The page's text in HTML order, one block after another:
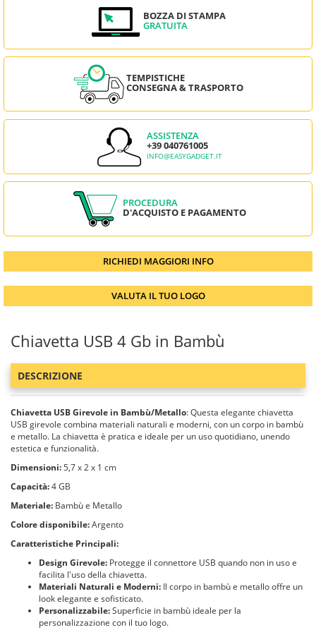
BOZZA DI STAMPA
GRATUITA
TEMPISTICHE
CONSEGNA & TRASPORTO
ASSISTENZA
+39 040761005
INFO@EASYGADGET.IT
PROCEDURA
D'ACQUISTO E PAGAMENTO
RICHIEDI MAGGIORI INFO
VALUTA IL TUO LOGO
Chiavetta USB 4 Gb in Bambù
DESCRIZIONE
Chiavetta USB Girevole in Bambù/Metallo: Questa elegante chiavetta
USB girevole combina materiali naturali e moderni, con un corpo in bambù
e metallo. La chiavetta è pratica e ideale per un uso quotidiano, unendo
estetica e funzionalità.
Dimensioni:5,7 x 2 x 1 cm
Capacità:4 GB
Materiale: Bambù e Metallo
Colore disponibile:Argento
Caratteristiche Principali:
Design Girevole: Protegge il connettore USB quando non in uso e
facilita l'uso della chiavetta.
Materiali Naturali e Moderni: Il corpo in bambù e metallo offre un
look elegante e sofisticato.
Personalizzabile:Superficie in bambù ideale per la
personalizzazione con il tuo logo.